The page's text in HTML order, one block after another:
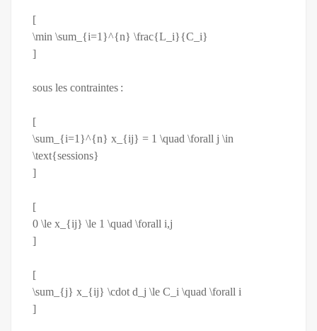
[
\min \sum_{i=1}^{n} \frac{L_i}{C_i}
]
sous les contraintes :
[
\sum_{i=1}^{n} x_{ij} = 1 \quad \forall j \in
\text{sessions}
]
[
0 \le x_{ij} \le 1 \quad \forall i,j
]
[
\sum_{j} x_{ij} \cdot d_j \le C_i \quad \forall i
]